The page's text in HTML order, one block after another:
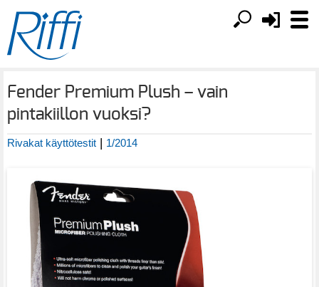
Fender Premium Plush – vain
pintakiillon vuoksi?
Rivakat käyttötestit | 1/2014